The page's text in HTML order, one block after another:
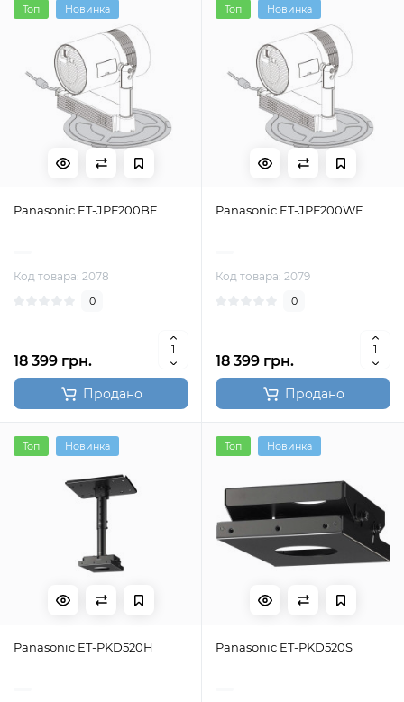
Топ Новинка
Panasonic ET-JPF200BE
Код товара: 2078
0
18 399 грн.
Продано
Топ Новинка
Panasonic ET-JPF200WE
Код товара: 2079
0
18 399 грн.
Продано
Топ Новинка
Panasonic ET-PKD520H
Топ Новинка
Panasonic ET-PKD520S